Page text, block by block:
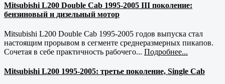
Mitsubishi L200 Double Cab 1995-2005 III поколение:
бензиновый и дизельный мотор
Mitsubishi L200 Double Cab 1995-2005 годов выпуска стал
настоящим прорывом в сегменте среднеразмерных пикапов.
Сочетая в себе практичность рабочего... Подробнее...
Mitsubishi L200 1995-2005: третье поколение, Single Cab